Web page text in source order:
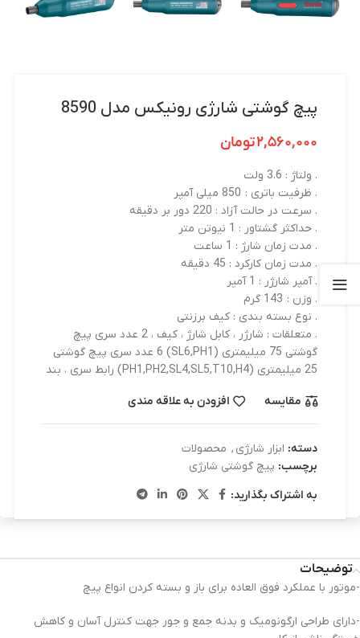
پیچ گوشتی شارژی رونیکس مدل 8590
۲,۵۶۰,۰۰۰تومان
. ولتاژ : 3.6 ولت
. ظرفیت باتری : 850 میلی آمپر
. سرعت در حالت آزاد : 220 دور بر دقیقه
. حداکثر گشتاور : 1 نیوتن متر
. مدت زمان شارژ : 1 ساعت
. مدت زمان کارکرد : 45 دقیقه
. آمپر شارژر : 1 آمپر
. وزن : 143 گرم
. نوع بسته بندی : کیف برزنتی
. متعلقات : شارژر ، کابل شارژ ، کیف ، 2 عدد سری پیچ
گوشتی 75 میلیمتری (SL6,PH1) 6 عدد سری پیچ گوشتی
25 میلیمتری (PH1,PH2,SL4,SL5,T10,H4) رابط سری ، بند
مقایسه افزودن به علاقه مندی
دسته: ابزار شارژی , محصولات
برچسب: پیچ گوشتی شارژی
به اشتراک بگذارید:
توضیحات
-موتور با عملکرد فوق العاده برای باز و بسته کردن انواع پیچ
-دارای طراحی ارگونومیک و بدنه جمع و جور جهت کنترل آسان و کاهش